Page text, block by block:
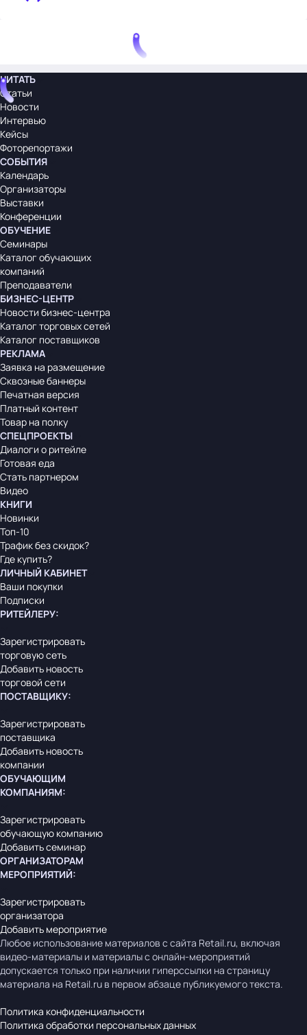
ЧИТАТЬ
Статьи
Новости
Интервью
Кейсы
Фоторепортажи
СОБЫТИЯ
Календарь
Организаторы
Выставки
Конференции
ОБУЧЕНИЕ
Семинары
Каталог обучающих
компаний
Преподаватели
БИЗНЕС-ЦЕНТР
Новости бизнес-центра
Каталог торговых сетей
Каталог поставщиков
РЕКЛАМА
Заявка на размещение
Сквозные баннеры
Печатная версия
Платный контент
Товар на полку
СПЕЦПРОЕКТЫ
Диалоги о ритейле
Готовая еда
Стать партнером
Видео
КНИГИ
Новинки
Топ-10
Трафик без скидок?
Где купить?
ЛИЧНЫЙ КАБИНЕТ
Ваши покупки
Подписки
РИТЕЙЛЕРУ:
Зарегистрировать
торговую сеть
Добавить новость
торговой сети
ПОСТАВЩИКУ:
Зарегистрировать
поставщика
Добавить новость
компании
ОБУЧАЮЩИМ
КОМПАНИЯМ:
Зарегистрировать
обучающую компанию
Добавить семинар
ОРГАНИЗАТОРАМ
МЕРОПРИЯТИЙ:
Зарегистрировать
организатора
Добавить мероприятие
Любое использование материалов с сайта Retail.ru, включая
видео-материалы и материалы с онлайн-мероприятий
допускается только при наличии гиперссылки на страницу
материала на Retail.ru в первом абзаце публикуемого текста.
Политика конфиденциальности
Политика обработки персональных данных